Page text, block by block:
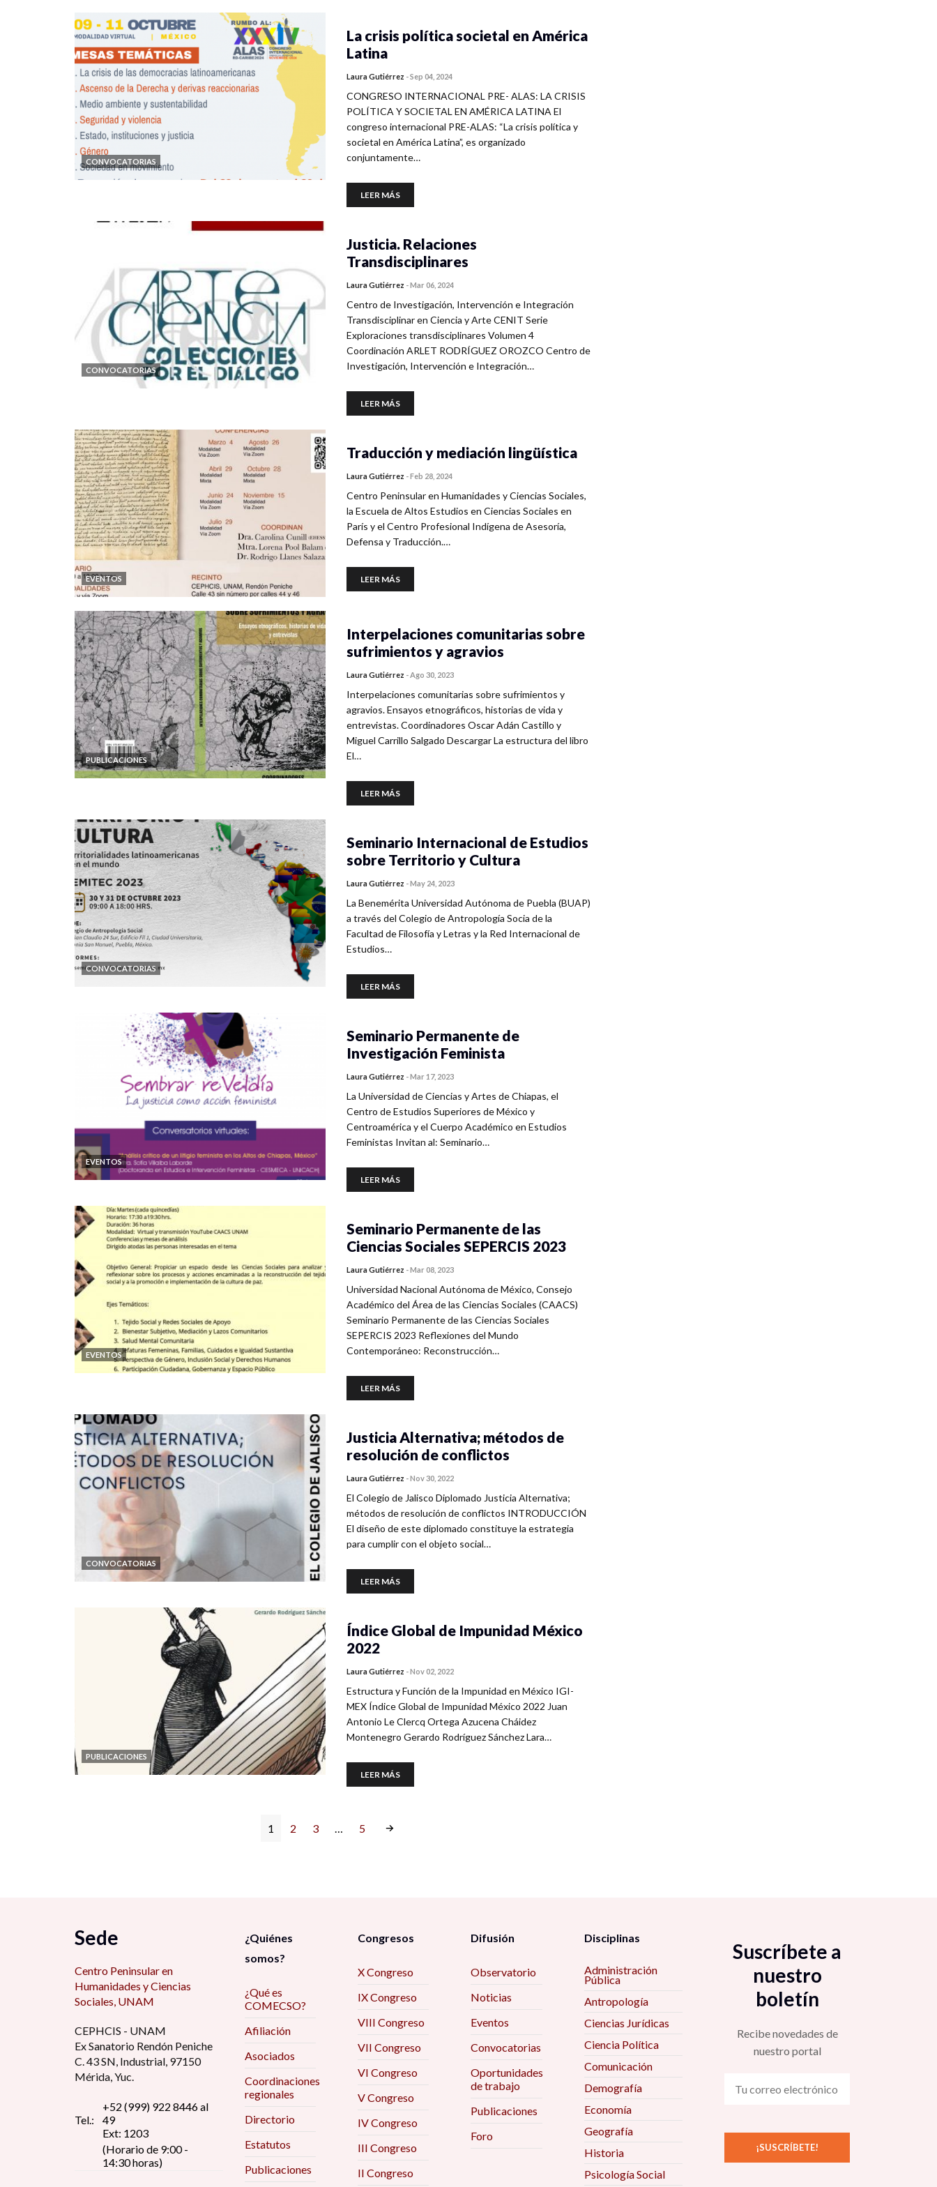
CONVOCATORIAS
La crisis política societal en América
Latina
Laura Gutiérrez -Sep 04, 2024
CONGRESO INTERNACIONAL PRE- ALAS: LA CRISIS
POLÍTICA Y SOCIETAL EN AMÉRICA LATINA El
congreso internacional PRE-ALAS: “La crisis política y
societal en América Latina”, es organizado
conjuntamente…
LEER MÁS
CONVOCATORIAS
Justicia. Relaciones
Transdisciplinares
Laura Gutiérrez -Mar 06, 2024
Centro de Investigación, Intervención e Integración
Transdisciplinar en Ciencia y Arte CENIT Serie
Exploraciones transdisciplinares Volumen 4
Coordinación ARLET RODRÍGUEZ OROZCO Centro de
Investigación, Intervención e Integración…
LEER MÁS
EVENTOS
Traducción y mediación lingüística
Laura Gutiérrez -Feb 28, 2024
Centro Peninsular en Humanidades y Ciencias Sociales,
la Escuela de Altos Estudios en Ciencias Sociales en
París y el Centro Profesional Indígena de Asesoría,
Defensa y Traducción.…
LEER MÁS
PUBLICACIONES
Interpelaciones comunitarias sobre
sufrimientos y agravios
Laura Gutiérrez -Ago 30, 2023
Interpelaciones comunitarias sobre sufrimientos y
agravios. Ensayos etnográficos, historias de vida y
entrevistas. Coordinadores Oscar Adán Castillo y
Miguel Carrillo Salgado Descargar La estructura del libro
El…
LEER MÁS
CONVOCATORIAS
Seminario Internacional de Estudios
sobre Territorio y Cultura
Laura Gutiérrez -May 24, 2023
La Benemérita Universidad Autónoma de Puebla (BUAP)
a través del Colegio de Antropología Socia de la
Facultad de Filosofía y Letras y la Red Internacional de
Estudios…
LEER MÁS
EVENTOS
Seminario Permanente de
Investigación Feminista
Laura Gutiérrez -Mar 17, 2023
La Universidad de Ciencias y Artes de Chiapas, el
Centro de Estudios Superiores de México y
Centroamérica y el Cuerpo Académico en Estudios
Feministas Invitan al: Seminario…
LEER MÁS
EVENTOS
Seminario Permanente de las
Ciencias Sociales SEPERCIS 2023
Laura Gutiérrez -Mar 08, 2023
Universidad Nacional Autónoma de México, Consejo
Académico del Área de las Ciencias Sociales (CAACS)
Seminario Permanente de las Ciencias Sociales
SEPERCIS 2023 Reflexiones del Mundo
Contemporáneo: Reconstrucción…
LEER MÁS
CONVOCATORIAS
Justicia Alternativa; métodos de
resolución de conflictos
Laura Gutiérrez -Nov 30, 2022
El Colegio de Jalisco Diplomado Justicia Alternativa;
métodos de resolución de conflictos INTRODUCCIÓN
El diseño de este diplomado constituye la estrategia
para cumplir con el objeto social…
LEER MÁS
PUBLICACIONES
Índice Global de Impunidad México
2022
Laura Gutiérrez -Nov 02, 2022
Estructura y Función de la Impunidad en México IGI-
MEX Índice Global de Impunidad México 2022 Juan
Antonio Le Clercq Ortega Azucena Cháidez
Montenegro Gerardo Rodríguez Sánchez Lara…
LEER MÁS
1 2 3 … 5
Sede
Centro Peninsular en
Humanidades y Ciencias
Sociales, UNAM
CEPHCIS - UNAM
Ex Sanatorio Rendón Peniche
C. 43 SN, Industrial, 97150
Mérida, Yuc.
Tel.:
+52 (999) 922 8446 al
49
Ext: 1203
(Horario de 9:00 -
14:30 horas)
¿Quiénes
somos?
¿Qué es
COMECSO?
Afiliación
Asociados
Coordinaciones
regionales
Directorio
Estatutos
Publicaciones
Congresos
X Congreso
IX Congreso
VIII Congreso
VII Congreso
VI Congreso
V Congreso
IV Congreso
III Congreso
II Congreso
Difusión
Observatorio
Noticias
Eventos
Convocatorias
Oportunidades
de trabajo
Publicaciones
Foro
Disciplinas
Administración
Pública
Antropología
Ciencias Jurídicas
Ciencia Política
Comunicación
Demografía
Economía
Geografía
Historia
Psicología Social
Suscríbete a
nuestro
boletín
Recibe novedades de
nuestro portal